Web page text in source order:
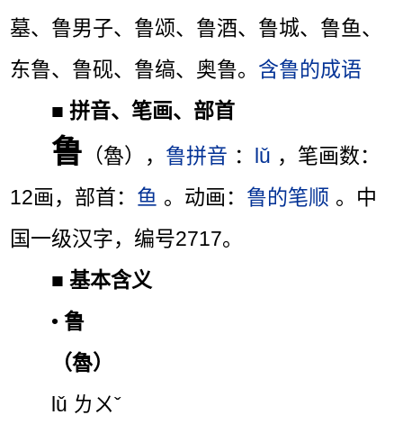
墓、鲁男子、鲁颂、鲁酒、鲁城、鲁鱼、
东鲁、鲁砚、鲁缟、奥鲁。 含鲁的成语
■拼音、笔画、部首
鲁 （魯）， 鲁拼音 ： lǔ ，笔画数：
12画，部首： 鱼 。动画： 鲁的笔顺 。中
国一级汉字，编号2717。
■基本含义
•鲁
（魯）
lǔ ㄌㄨˇ